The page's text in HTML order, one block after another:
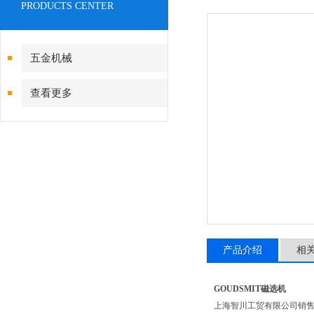
PRODUCTS CENTER
五金机械
查看更多
产品介绍 相
GOUDSMIT磁选机
上海智川工贸有限公司销